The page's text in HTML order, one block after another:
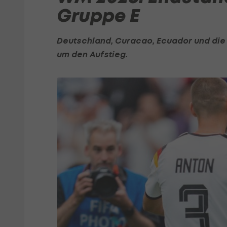
Gruppe E
Deutschland, Curacao, Ecuador und
um den Aufstieg.